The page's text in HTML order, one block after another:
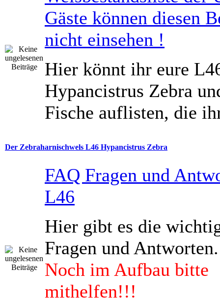
Gäste können diesen
nicht einsehen !
Hier könnt ihr eure
Hypancistrus Zebra
Fische auflisten, die
Der Zebraharnischwels L46 Hypancistrus Zebra
FAQ Fragen und
L46
Hier gibt es die
Fragen und Antworten.
Noch im Aufbau bitte
mithelfen!!!